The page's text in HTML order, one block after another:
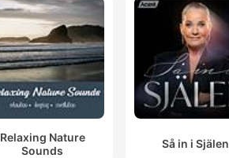
Relaxing Nature
Sounds
Så in i Själen